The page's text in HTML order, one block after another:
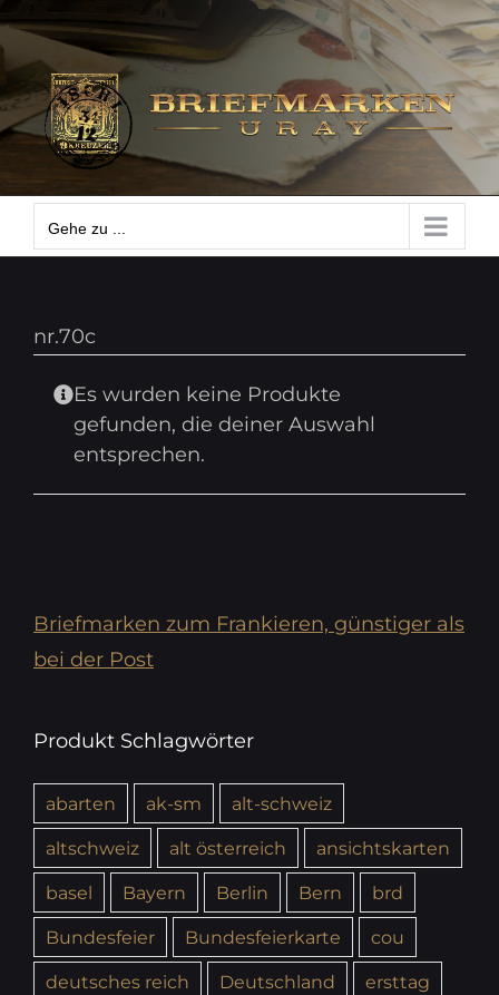
Zum
Inhalt
springen
Gehe zu ...
Gehe zu ...
nr.70c
Es wurden keine Produkte
gefunden, die deiner Auswahl
entsprechen.
Briefmarken zum Frankieren, günstiger als
bei der Post
Produkt Schlagwörter
abarten ak-sm
alt-schweiz
altschweiz
alt österreich
ansichtskarten
basel
Bayern Berlin Bern
brd
Bundesfeier
Bundesfeierkarte
cou
deutsches reich
Deutschland
ersttag